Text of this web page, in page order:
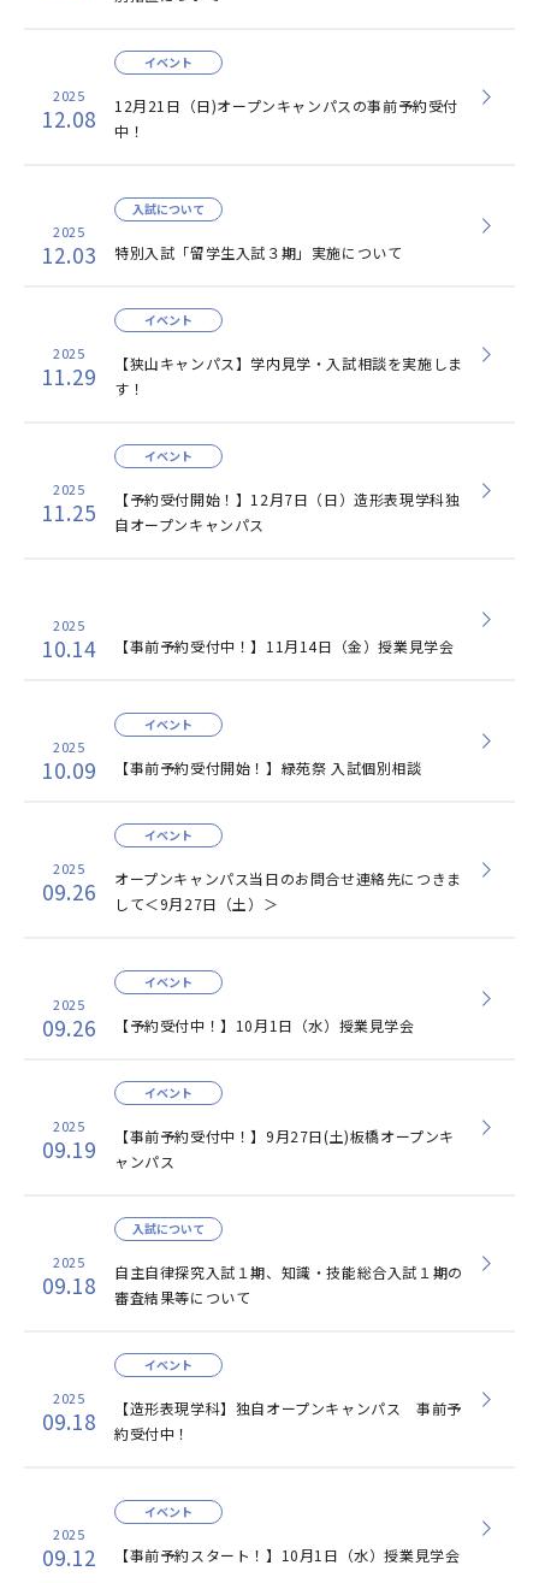
2025
12.08
12月21日（日)オープンキャンパスの事前予約受付
中！
イベント
2025
12.03 特別入試「留学生入試３期」実施について
入試について
2025
11.29
【狭山キャンパス】学内見学・入試相談を実施しま
す！
イベント
2025
11.25
【予約受付開始！】12月7日（日）造形表現学科独
自オープンキャンパス
イベント
2025
10.14 【事前予約受付中！】11月14日（金）授業見学会
2025
10.09 【事前予約受付開始！】緑苑祭 入試個別相談
イベント
2025
09.26
オープンキャンパス当日のお問合せ連絡先につきま
して＜9月27日（土）＞
イベント
2025
09.26 【予約受付中！】10月1日（水）授業見学会
イベント
2025
09.19
【事前予約受付中！】9月27日(土)板橋オープンキ
ャンパス
イベント
2025
09.18
自主自律探究入試１期、知識・技能総合入試１期の
審査結果等について
入試について
2025
09.18
【造形表現学科】独自オープンキャンパス 事前予
約受付中！
イベント
2025
09.12 【事前予約スタート！】10月1日（水）授業見学会
イベント